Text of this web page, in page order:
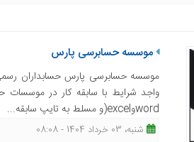
موسسه حسابرسی پارس
موسسه حسابرسی پارس حسابداران
واجد شرایط با سابقه کار در موسسات
wordوexcel(و مسلط به تایپ سابقه...
شنبه، 03 خرداد 1404 - 08:08